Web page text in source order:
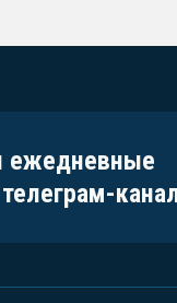
ежедневные